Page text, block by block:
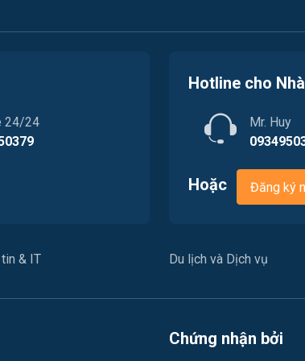
24/24
Hotline cho
Mr. Huy
Hoặc Đăng ký
& IT Du lịch và Dịch vụ
Chứng nhận bởi